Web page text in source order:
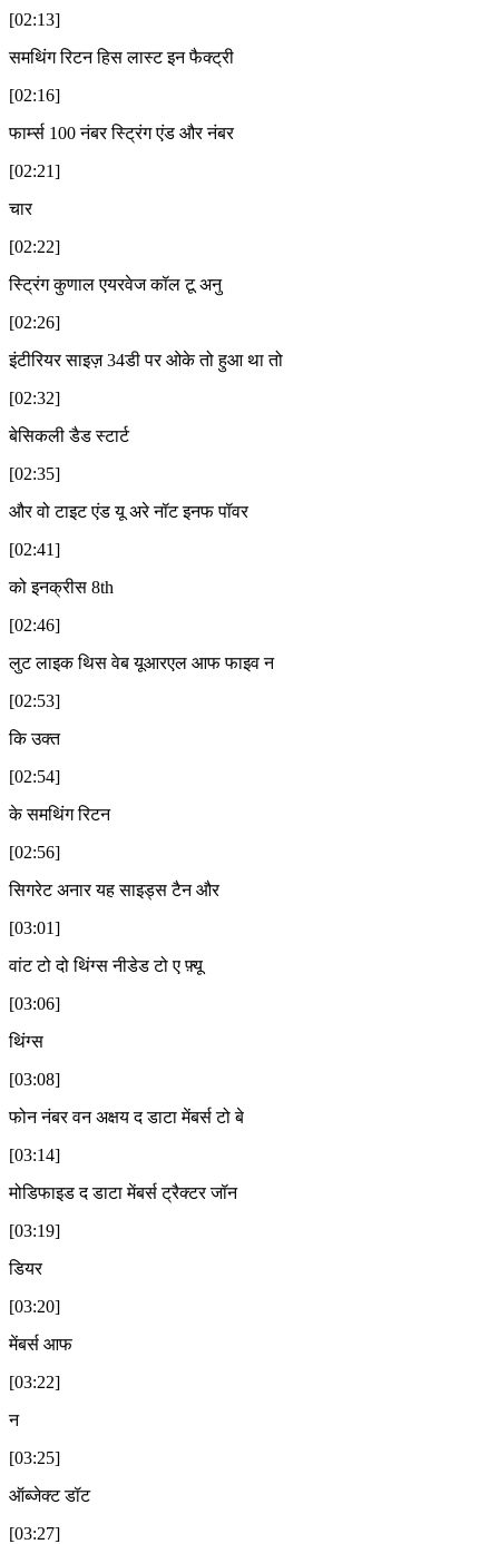
[02:13]
समथिंग रिटन हिस लास्ट इन फैक्ट्री
[02:16]
फार्म्स 100 नंबर स्ट्रिंग एंड और नंबर
[02:21]
चार
[02:22]
स्ट्रिंग कुणाल एयरवेज कॉल टू अनु
[02:26]
इंटीरियर साइज़ 34डी पर ओके तो हुआ था तो
[02:32]
बेसिकली डैड स्टार्ट
[02:35]
और वो टाइट एंड यू अरे नॉट इनफ पॉवर
[02:41]
को इनक्रीस 8th
[02:46]
लुट लाइक थिस वेब यूआरएल आफ फाइव न
[02:53]
कि उक्त
[02:54]
के समथिंग रिटन
[02:56]
सिगरेट अनार यह साइड्स टैन और
[03:01]
वांट टो दो थिंग्स नीडेड टो ए फ़्यू
[03:06]
थिंग्स
[03:08]
फोन नंबर वन अक्षय द डाटा मेंबर्स टो बे
[03:14]
मोडिफाइड द डाटा मेंबर्स ट्रैक्टर जॉन
[03:19]
डियर
[03:20]
मेंबर्स आफ
[03:22]
न
[03:25]
ऑब्जेक्ट डॉट
[03:27]